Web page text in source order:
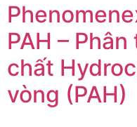
PAH –
chất
vòng (PAH)